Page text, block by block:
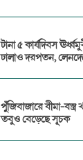
টানা ৫ কার্যদিবস
ঢালাও দরপতন,
পুঁজিবাজারে বীমা-
তবুও বেড়েছে সূচক